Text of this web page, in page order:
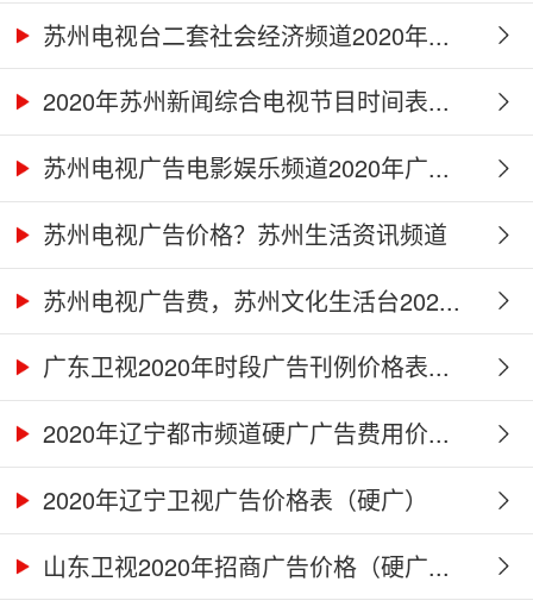
钱...苏州电视台二套社会经济频道2020年...
2020年苏州新闻综合电视节目时间表...
苏州电视广告电影娱乐频道2020年广...
苏州电视广告价格？苏州生活资讯频道
2...苏州电视广告费，苏州文化生活台202...
广东卫视2020年时段广告刊例价格表...
2020年辽宁都市频道硬广广告费用价...
2020年辽宁卫视广告价格表（硬广）
山东卫视2020年招商广告价格（硬广...